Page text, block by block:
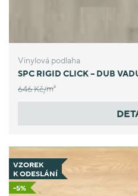
Vinylová podlaha
SPC RIGID CLICK – DUB
646 Kč/m2
VZOREK
K ODESLÁNÍ
-5%